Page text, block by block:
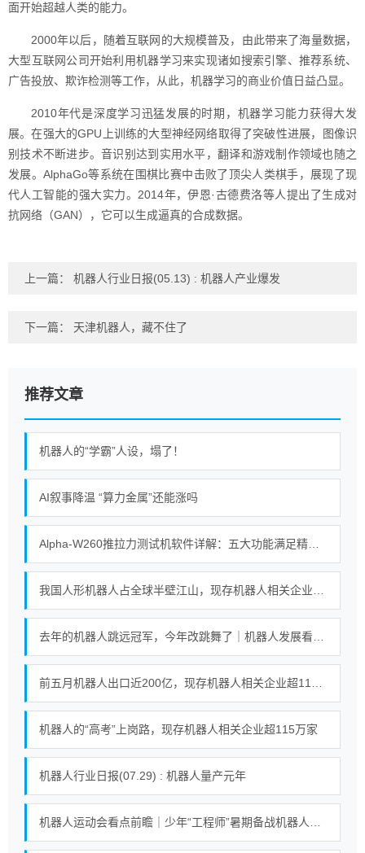
面开始超越人类的能力。
2000年以后，随着互联网的大规模普及，由此带来了海量数据，
大型互联网公司开始利用机器学习来实现诸如搜索引擎、推荐系统、
广告投放、欺诈检测等工作，从此，机器学习的商业价值日益凸显。
2010年代是深度学习迅猛发展的时期，机器学习能力获得大发
展。在强大的GPU上训练的大型神经网络取得了突破性进展，图像识
别技术不断进步。音识别达到实用水平，翻译和游戏制作领域也随之
发展。AlphaGo等系统在围棋比赛中击败了顶尖人类棋手，展现了现
代人工智能的强大实力。2014年，伊恩·古德费洛等人提出了生成对
抗网络（GAN），它可以生成逼真的合成数据。
上一篇： 机器人行业日报(05.13) : 机器人产业爆发
下一篇： 天津机器人，藏不住了
推荐文章
机器人的“学霸”人设，塌了！
AI叙事降温 “算力金属”还能涨吗
机器人的“高考”上岗路，现存机器人相关企业超115万家
机器人行业日报(07.29) : 机器人量产元年